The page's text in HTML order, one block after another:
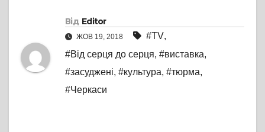
Від Editor
ЖОВ 19, 2018 #TV,
#Від серця до серця, #виставка,
#засуджені, #культура, #тюрма,
#Черкаси